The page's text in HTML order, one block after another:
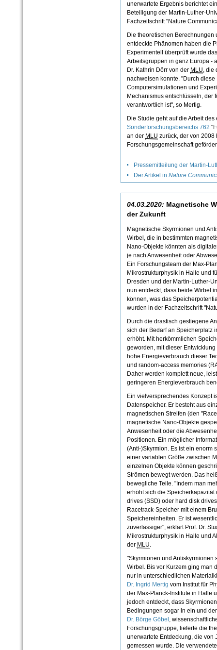
unerwartete Ergebnis berichtet
Beteiligung der Martin-Luther-
Fachzeitschrift "Nature
Die theoretischen
entdeckte Phänomen haben die
Experimentell überprüft wurde
Arbeitsgruppen in ganz Europa -
Dr. Kathrin Dörr von der MLU, die
nachweisen konnte. "Durch
Computersimulationen und
Mechanismus entschlüsseln, der
verantwortlich ist", so Mertig.
Die Studie geht auf die Arbeit
Sonderforschungsbereichs 762
an der MLU zurück, der von 2008
Forschungsgemeinschaft
Pressemitteilung der Martin-
Der Artikel inNature
04.03.2020: Magnetische
der Zukunft
Magnetische Skyrmionen und
Wirbel, die in bestimmten
Nano-Objekte könnten als
je nach Anwesenheit oder
Ein Forschungsteam der Max-
Mikrostrukturphysik in Halle und
Dresden und der Martin-Luther-
nun entdeckt, dass beide Wirbel
können, was das
wurden in der Fachzeitschrift
Durch die drastisch gestiegene
sich der Bedarf an Speicherplatz
erhöht. Mit herkömmlichen
geworden, mit dieser
hohe Energieverbrauch dieser
und random-access memories
Daher werden komplett neue,
geringeren Energieverbrauch
Ein vielversprechendes Konzept
Datenspeicher. Er besteht aus
magnetischen Streifen (den
magnetische Nano-Objekte
Anwesenheit oder die
Positionen. Ein möglicher
(Anti-)Skyrmion. Es ist ein enorm
einer variablen Größe zwischen
einzelnen Objekte können
Strömen bewegt werden. Das
bewegliche Teile. "Indem man
erhöht sich die
drives (SSD) oder hard disk
Racetrack-Speicher mit einem
Speichereinheiten. Er ist
zuverlässiger", erklärt Prof. Dr.
Mikrostrukturphysik in Halle und
der MLU
"Skyrmionen und Antiskyrmionen
Wirbel. Bis vor Kurzem ging man
nur in unterschiedlichen
Dr. Ingrid Mertig vom Institut für
der Max-Planck-Institute in Halle
jedoch entdeckt, dass
Bedingungen sogar in ein und
Dr. Börge Göbel ,
Forschungsgruppe, lieferte die
unerwartete Entdeckung, die von
gemessen wurde. Die